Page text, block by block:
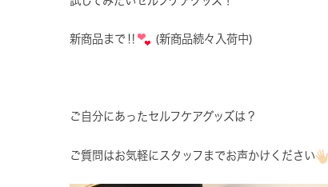
新商品まで‼︎ (新商品続々入荷中)
ご自分にあったセルフケアグッズは？
ご質問はお気軽にスタッフまでお声かけください